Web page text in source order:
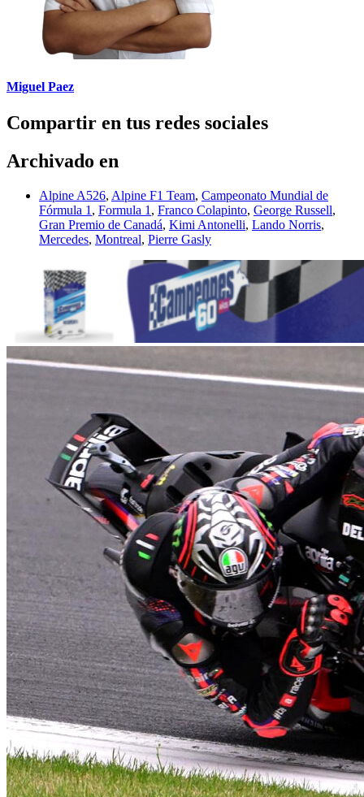
Miguel Paez
Compartir en tus redes sociales
Archivado en
Alpine A526, Alpine F1 Team, Campeonato Mundial de
Fórmula 1 , Formula 1 , Franco Colapinto, George Russell,
Gran Premio de Canadá, Kimi Antonelli, Lando Norris,
Mercedes, Montreal, Pierre Gasly